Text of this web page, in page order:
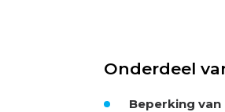
Onderdeel
Beperking